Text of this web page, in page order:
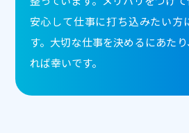
安心して仕事に打ち込みたい方
す。大切な仕事を決めるにあた
れば幸いです。